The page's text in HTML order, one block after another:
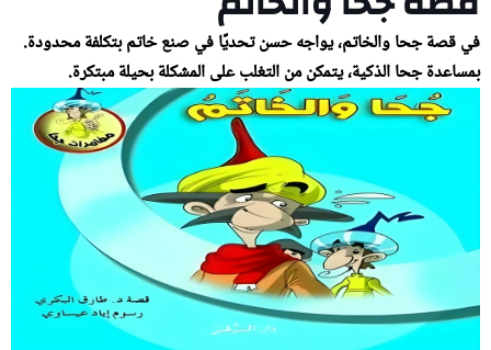
في قصة جحا والخاتم، يواجه حسن تحديًا في صنع خاتم بتكلفة محدودة.
بمساعدة جحا الذكية، يتمكن من التغلب على المشكلة بحيلة مبتكرة.